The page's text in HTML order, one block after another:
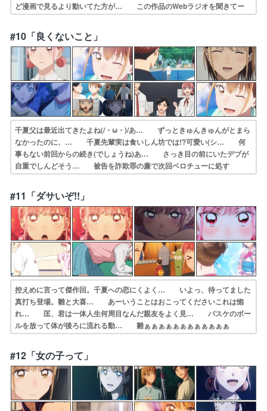
ど漫画で見るより動いてた方が… この作品のWebラジオを聞きてー
ｯ！って… 最後ヤバすぎ、終始キュンキュンしてました… テスト
とかいう地獄w。部活との両立が大変… この子達The青春してんなー
好きな先輩に… 千夏先輩あざとすぎてだんだん嫌いになって…
#10「良くないこと」
千夏父は最近出てきたよね(/・ω・)/あ… ずっときゅんきゅんがとまら
なかったのに、… 千夏先輩実は食いしん坊では!?可愛い(シ… 何
事もない前回からの続き(でしょうね)あ… さっき目の前にいたデブが
自重でしんどそう… 被告を詐欺罪の廉で次回ベロチューに処す
る… プールの授業で千夏先輩の水着姿見られる？… 今回も面白か
ったです♪千夏先輩のふとした… 何でもない風に見えて意識しちゃっ
てる千夏… 看病中のハプニング後…2人のパーソナルス…
#11「ダサいぞ!!」
控えめに言って傑作回。千夏への恋にくよく… いよっ、待ってました
真打ち登場。雛と大喜… あーいうことはおこってくださいこれは惚
れ… 匡、君は一体人生何周目なんだ親友をよく見… バスケのボー
ルを放って体が後ろに流れる動… 雛ぁぁぁぁぁぁぁぁぁぁぁぁ
ぁ！！！！蝶野… 雛あああああああああああああああああああ…
鬼頭明里さん、いえ、鬼頭明里さま人間国宝… 雛ちゃんが、恋にがん
ばってて嬉しい花火大… 開幕の千夏先輩が可愛いね。りんご飴をく
れ…
#12「女の子って」